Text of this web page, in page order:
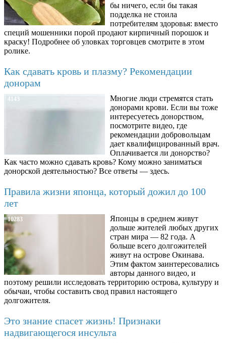
бы ничего, если бы такая
подделка не стоила
потребителям здоровья: вместо
специй мошенники порой продают кирпичный порошок и
краску! Подробнее об уловках торговцев смотрите в этом
ролике.
Как сдавать кровь и плазму? Рекомендации
донорам
4143
Многие люди стремятся стать
донорами крови. Если вы тоже
интересуетесь донорством,
посмотрите видео, где
рекомендации добровольцам
дает квалифицированный врач.
Оплачивается ли донорство?
Как часто можно сдавать кровь? Кому можно заниматься
донорской деятельностью? Все ответы — здесь.
Правила жизни японца, который дожил до 100
лет
10283
Японцы в среднем живут
дольше жителей любых других
стран мира — 82 года. А
больше всего долгожителей
живут на острове Окинава.
Этим фактом заинтересовались
авторы данного видео, и
поэтому решили исследовать территорию острова, культуру и
обычаи, чтобы составить свод правил настоящего
долгожителя.
Это знание спасет жизнь! Признаки
надвигающегося инсульта